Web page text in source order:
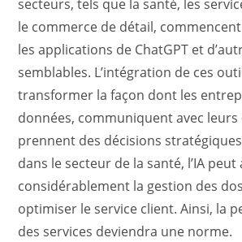
secteurs, tels que la santé, les
le commerce de détail,
les applications de ChatGPT et
semblables. L’intégration de ces
transformer la façon dont les
données, communiquent avec leurs
prennent des décisions
dans le secteur de la santé, l’IA
considérablement la gestion des
optimiser le service client. Ainsi, la
des services deviendra une norme.